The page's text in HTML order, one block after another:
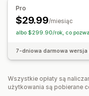
Responsywność na
Strona wyników
Pro
$29.99/miesiąc
albo $299.90/rok, co
7-dniowa darmowa wersja
Wszystkie opłaty są
użytkowania są pobierane